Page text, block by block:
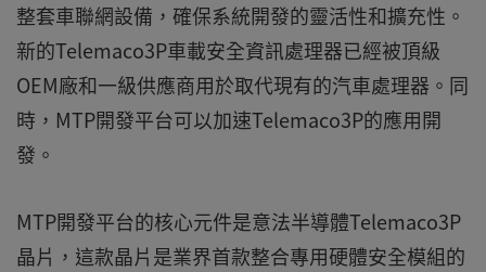
整套車聯網設備，確保系統開發的靈活性和擴充性。
新的Telemaco3P車載安全資訊處理器已經被頂級
OEM廠和一級供應商用於取代現有的汽車處理器。同
時，MTP開發平台可以加速Telemaco3P的應用開
發。
MTP開發平台的核心元件是意法半導體Telemaco3P
晶片，這款晶片是業界首款整合專用硬體安全模組的